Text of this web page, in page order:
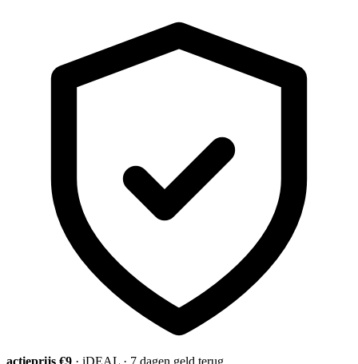
actieprijs €9 · iDEAL · 7 dagen geld terug